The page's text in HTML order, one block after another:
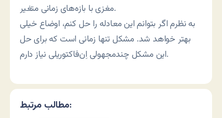
مغزی با بازه‌های زمانی متغیر.
به نظرم اگر بتوانم این معادله را حل کنم، اوضاع خیلی
بهتر خواهد شد. مشکل تنها زمانی است که برای حل
این مشکل چندمجهولی اِن‌فاکتوریلی نیاز دارم.
مطالب مرتبط: